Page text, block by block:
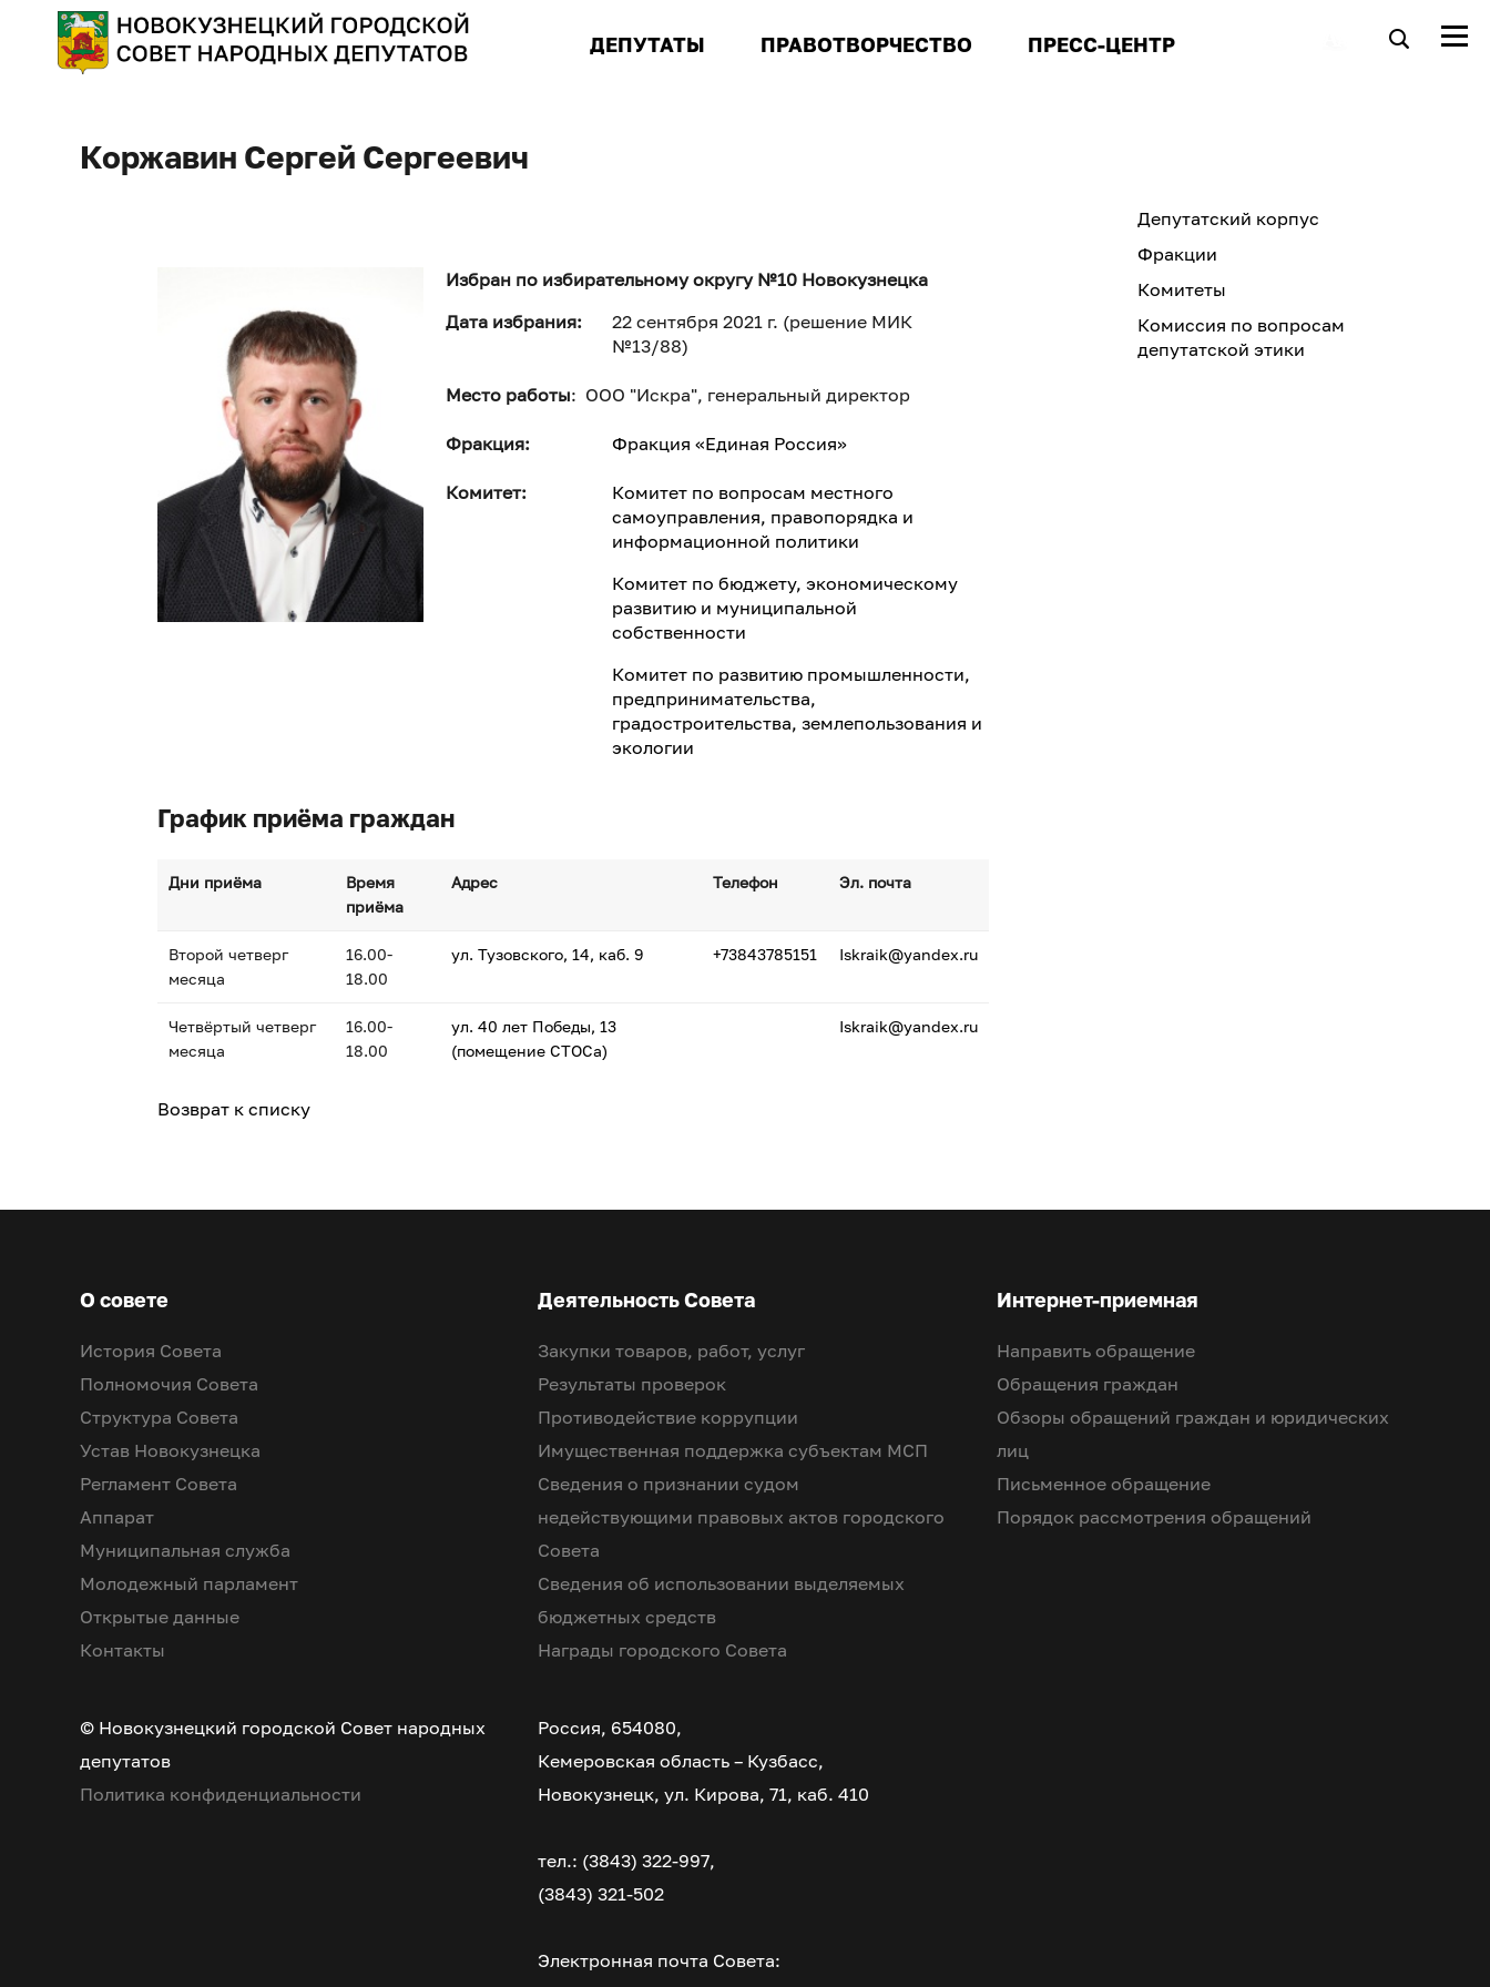
ДЕПУТАТЫ ПРАВОТВОРЧЕСТВО ПРЕСС-ЦЕНТР
Коржавин Сергей Сергеевич
Избран по избирательному округу №10 Новокузнецка
Дата избрания:
22 сентября 2021 г. (решение МИК
№13/88)
Место работы: ООО "Искра", генеральный директор
Фракция: Фракция «Единая Россия»
Комитет:
Комитет по вопросам местного
самоуправления, правопорядка и
информационной политики
Комитет по бюджету, экономическому
развитию и муниципальной
собственности
Комитет по развитию промышленности,
предпринимательства,
градостроительства, землепользования и
экологии
График приёма граждан
Дни приёма
Время
приёма
Адрес Телефон Эл. почта
Второй четверг
месяца
16.00-
18.00
ул. Тузовского, 14, каб. 9 +73843785151 Iskraik@yandex.ru
Четвёртый четверг
месяца
16.00-
18.00
ул. 40 лет Победы, 13
(помещение СТОСа)
Iskraik@yandex.ru
Возврат к списку
Депутатский корпус
Фракции
Комитеты
Комиссия по вопросам
депутатской этики
О совете
История Совета
Полномочия Совета
Структура Совета
Устав Новокузнецка
Регламент Совета
Аппарат
Муниципальная служба
Молодежный парламент
Открытые данные
Контакты
Деятельность Совета
Закупки товаров, работ, услуг
Результаты проверок
Противодействие коррупции
Имущественная поддержка субъектам МСП
Сведения о признании судом
недействующими правовых актов городского
Совета
Сведения об использовании выделяемых
бюджетных средств
Награды городского Совета
Интернет-приемная
Направить обращение
Обращения граждан
Обзоры обращений граждан и юридических
лиц
Письменное обращение
Порядок рассмотрения обращений
© Новокузнецкий городской Совет народных
депутатов
Политика конфиденциальности
Россия, 654080,
Кемеровская область – Кузбасс,
Новокузнецк, ул. Кирова, 71, каб. 410
тел.: (3843) 322-997,
(3843) 321-502
Электронная почта Совета: